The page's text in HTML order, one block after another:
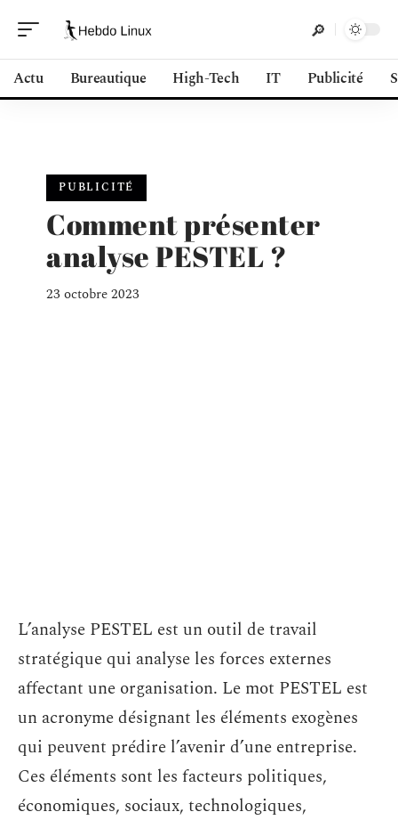
Actu Bureautique High-Tech IT Publicité
PUBLICITÉ
Comment présenter
analyse PESTEL ?
23 octobre 2023
L’analyse PESTEL est un outil de travail
stratégique qui analyse les forces externes
affectant une organisation. Le mot PESTEL est
un acronyme désignant les éléments exogènes
qui peuvent prédire l’avenir d’une entreprise.
Ces éléments sont les facteurs politiques,
économiques, sociaux, technologiques,